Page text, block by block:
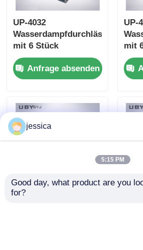
UP-4032
mit 6 Stück
Testflasche, 75 ± 5
cpm
Flaschenhaltergeschwindigkeit
Flaschenöffendurchmesser
für Leder und Textil
Anfrage absenden
UP-
mit
jessica
5:15 PM
Good day, what product are you
for?